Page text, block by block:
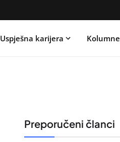
Uspješna karijera Kolumne
Preporučeni članci